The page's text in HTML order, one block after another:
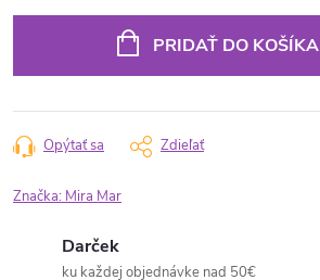
PRIDAŤ DO KOŠÍKA
Opýtať sa Zdieľať
Značka: Mira Mar
Darček
ku každej objednávke nad 50€